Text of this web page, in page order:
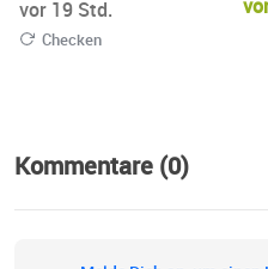
vor 19 Std.
Checken
Kommentare (0)